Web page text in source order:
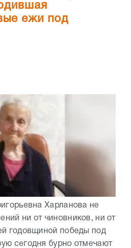
ежи под
Харланова не
ни от чиновников, ни от
годовщиной победы под
сегодня бурно отмечают